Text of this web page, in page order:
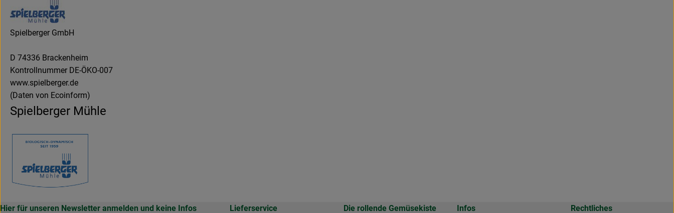
Spielberger GmbH
D 74336 Brackenheim
Kontrollnummer DE-ÖKO-007
www.spielberger.de
(Daten von Ecoinform)
Spielberger Mühle
Hier für unseren Newsletter anmelden und keine Infos Lieferservice Die rollende Gemüsekiste Infos Rechtliches